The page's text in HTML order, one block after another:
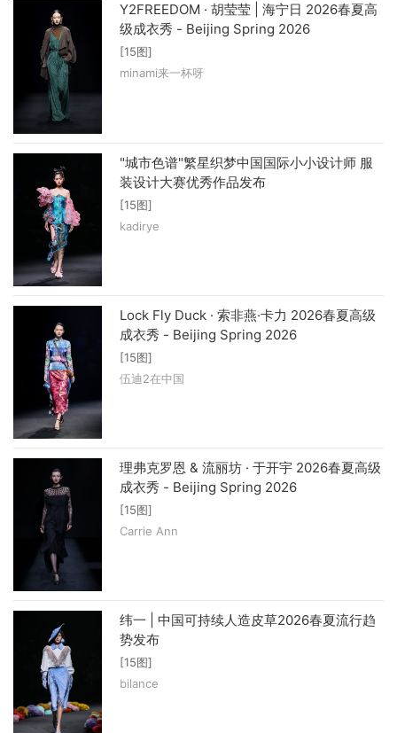
Y2FREEDOM · 胡莹莹 | 海宁日 2026春夏高
级成衣秀 - Beijing Spring 2026
[15图]
minami来一杯呀
"城市色谱"繁星织梦中国国际小小设计师 服
装设计大赛优秀作品发布
[15图]
kadirye
Lock Fly Duck · 索非燕·卡力 2026春夏高级
成衣秀 - Beijing Spring 2026
[15图]
伍迪2在中国
理弗克罗恩 & 流丽坊 · 于开宇 2026春夏高级
成衣秀 - Beijing Spring 2026
[15图]
Carrie Ann
纬一 | 中国可持续人造皮草2026春夏流行趋
势发布
[15图]
bilance